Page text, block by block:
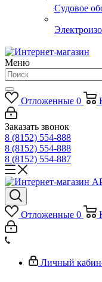
Судовое
Меню
Отложенные 0
Заказать звонок
8 (8152) 554-888
8 (8152) 554-888
8 (8152) 554-887
Отложенные 0
Личный